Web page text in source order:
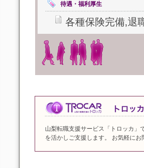
待遇・福利厚生
各種保険完備,退
山梨転職支援サービス「トロッカ」
を活かしご支援します。 お気軽に